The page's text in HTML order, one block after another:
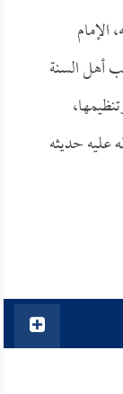
الإمام
أهل السنة
عليه حديثه